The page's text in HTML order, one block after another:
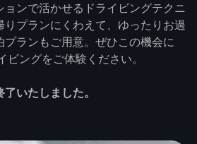
ョンで活かせるドライビングテクニ
りプランにくわえて、ゆったりお過
プランもご用意。ぜひこの機会に
ングをご体験ください。
いたしました。